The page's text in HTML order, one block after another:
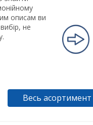
описам ви
не
Весь асортимент